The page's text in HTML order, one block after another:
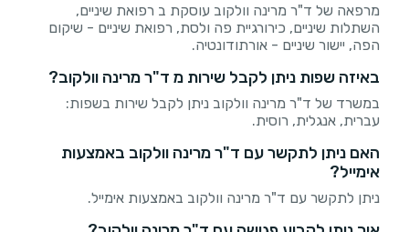
מרפאה של ד"ר מרינה וולקוב עוסקת ב רפואת שיניים,
השתלות שיניים, כירורגיית פה ולסת, רפואת שיניים - שיקום
הפה, יישור שיניים - אורתודונטיה.
באיזה שפות ניתן לקבל שירות מ ד"ר מרינה וולקוב?
במשרד של ד"ר מרינה וולקוב ניתן לקבל שירות בשפות:
עברית, אנגלית, רוסית.
האם ניתן לתקשר עם ד"ר מרינה וולקוב באמצעות
אימייל?
ניתן לתקשר עם ד"ר מרינה וולקוב באמצעות אימייל.